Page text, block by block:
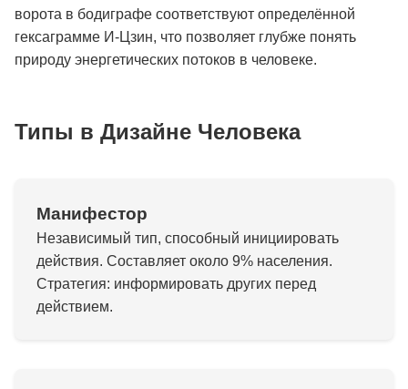
ворота в бодиграфе соответствуют определённой
гексаграмме И-Цзин, что позволяет глубже понять
природу энергетических потоков в человеке.
Типы в Дизайне Человека
Манифестор
Независимый тип, способный инициировать
действия. Составляет около 9% населения.
Стратегия: информировать других перед
действием.